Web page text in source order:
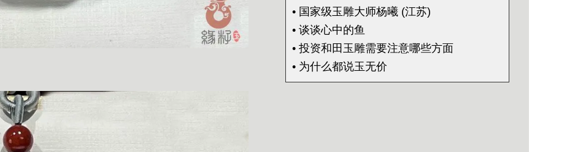
• 国家级玉雕大师杨曦 (江苏)
• 谈谈心中的鱼
• 投资和田玉雕需要注意哪些方面
• 为什么都说玉无价